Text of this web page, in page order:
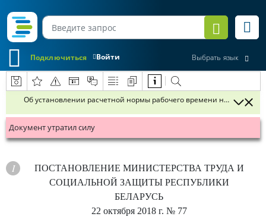
Войти
Подключиться Выбрать язык
Об установлении расчетной нормы рабочего времени на 2019 год
Документ утратил силу
ПОСТАНОВЛЕНИЕ МИНИСТЕРСТВА ТРУДА И
СОЦИАЛЬНОЙ ЗАЩИТЫ РЕСПУБЛИКИ
БЕЛАРУСЬ
22 октября 2018 г. № 77